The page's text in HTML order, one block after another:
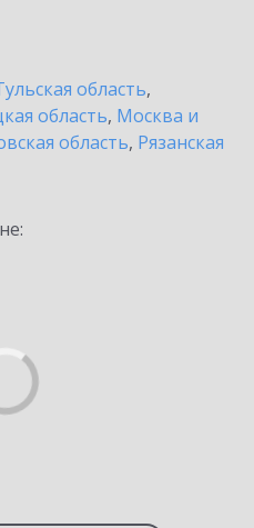
область,
область, Москва и
область, Рязанская